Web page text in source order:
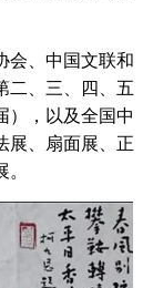
会、中国文联和
二、三、四、五
），以及全国中
展、扇面展、正